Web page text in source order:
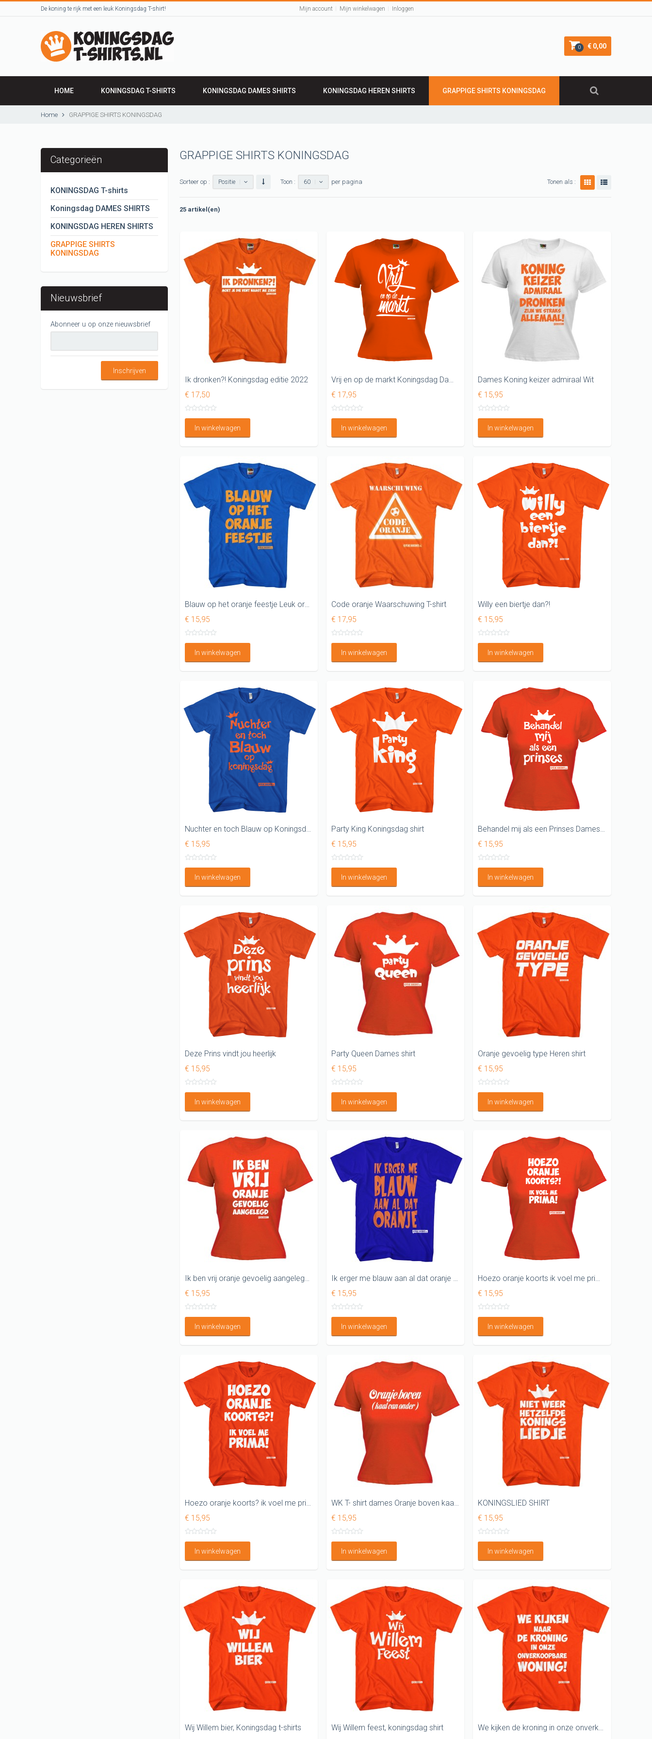
De koning te rijk met een leuk Koningsdag T-shirt! Mijn account Mijn winkelwagen Inloggen
0 € 0,00
HOME KONINGSDAG T-SHIRTS KONINGSDAG DAMES SHIRTS KONINGSDAG HEREN SHIRTS GRAPPIGE SHIRTS KONINGSDAG
Home GRAPPIGE SHIRTS KONINGSDAG
GRAPPIGE SHIRTS KONINGSDAG
Sorteer op : Positie Toon : 60 per pagina Tonen als :
25 artikel(en)
Ik dronken?! Koningsdag editie 2022
€ 17,50
In winkelwagen
Vrij en op de markt Koningsdag Dames shirt
€ 17,95
In winkelwagen
Dames Koning keizer admiraal Wit
€ 15,95
In winkelwagen
Blauw op het oranje feestje Leuk oranje shirt
€ 15,95
In winkelwagen
Code oranje Waarschuwing T-shirt
€ 17,95
In winkelwagen
Willy een biertje dan?!
€ 15,95
In winkelwagen
Nuchter en toch Blauw op Koningsdag shirt
€ 15,95
In winkelwagen
Party King Koningsdag shirt
€ 15,95
In winkelwagen
Behandel mij als een Prinses Dames shirt
€ 15,95
In winkelwagen
Deze Prins vindt jou heerlijk
€ 15,95
In winkelwagen
Party Queen Dames shirt
€ 15,95
In winkelwagen
Oranje gevoelig type Heren shirt
€ 15,95
In winkelwagen
Ik ben vrij oranje gevoelig aangelegd Koningsdag Dames shirt
€ 15,95
In winkelwagen
Ik erger me blauw aan al dat oranje T-shirt
€ 15,95
In winkelwagen
Hoezo oranje koorts ik voel me prima DAMES WK SHIRT
€ 15,95
In winkelwagen
Hoezo oranje koorts? ik voel me prima
€ 15,95
In winkelwagen
WK T- shirt dames Oranje boven kaal van onderen
€ 15,95
In winkelwagen
KONINGSLIED SHIRT
€ 15,95
In winkelwagen
Wij Willem bier, Koningsdag t-shirts
Wij Willem feest, koningsdag shirt
We kijken de kroning in onze onverkoopbare woning
Categorieën
KONINGSDAG T-shirts
Koningsdag DAMES SHIRTS
KONINGSDAG HEREN SHIRTS
GRAPPIGE SHIRTS
KONINGSDAG
Nieuwsbrief
Abonneer u op onze nieuwsbrief
Inschrijven